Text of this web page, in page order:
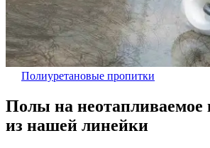
Полиуретановые пропитки
Полы на неотапливаемое
из нашей линейки